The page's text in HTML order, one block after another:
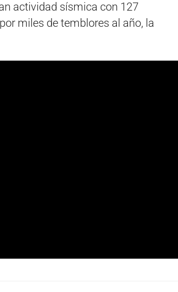
actividad sísmica con 127
miles de temblores al año, la